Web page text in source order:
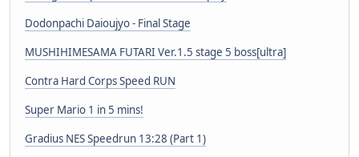
Dodonpachi Daioujyo - Final Stage
MUSHIHIMESAMA FUTARI Ver.1.5 stage 5 boss[ultra]
Contra Hard Corps Speed RUN
Super Mario 1 in 5 mins!
Gradius NES Speedrun 13:28 (Part 1)